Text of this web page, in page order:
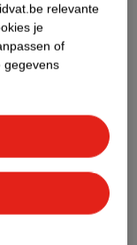
geen Nature
relevante
je
of
gegevens